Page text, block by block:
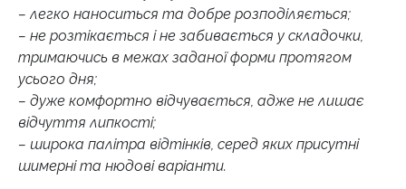
– легко наноситься та добре розподіляється;
– не розтікається і не забивається у складочки,
тримаючись в межах заданої форми протягом
усього дня;
– дуже комфортно відчувається, адже не лишає
відчуття липкості;
– широка палітра відтінків, серед яких присутні
шимерні та нюдові варіанти.